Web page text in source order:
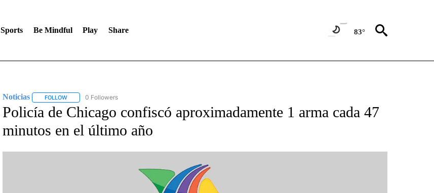
Sports Be Mindful Play Share 83°
Noticias FOLLOWFOLLOW "NOTICIAS" TO RECEIVE NOTIFICATIONS ABOUT NEW PAGES ON "NOTICIAS".
0 Followers
Policía de Chicago confiscó aproximadamente 1 arma cada 47
minutos en el último año